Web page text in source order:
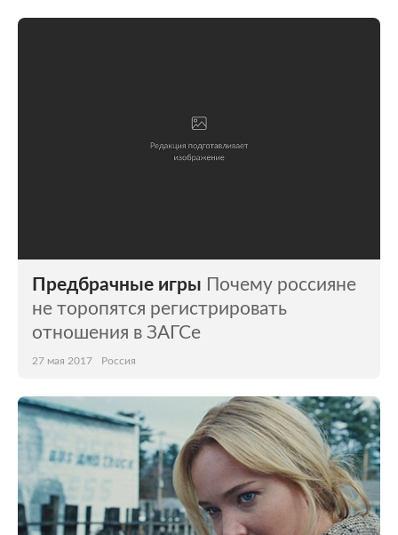
Предбрачные игры Почему россияне
не торопятся регистрировать
отношения в ЗАГСе
27 мая 2017 Россия